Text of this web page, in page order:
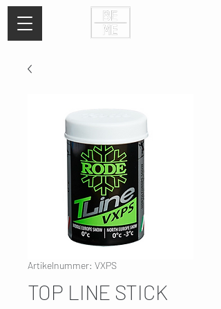
Artikelnummer: VXPS
TOP LINE STICK